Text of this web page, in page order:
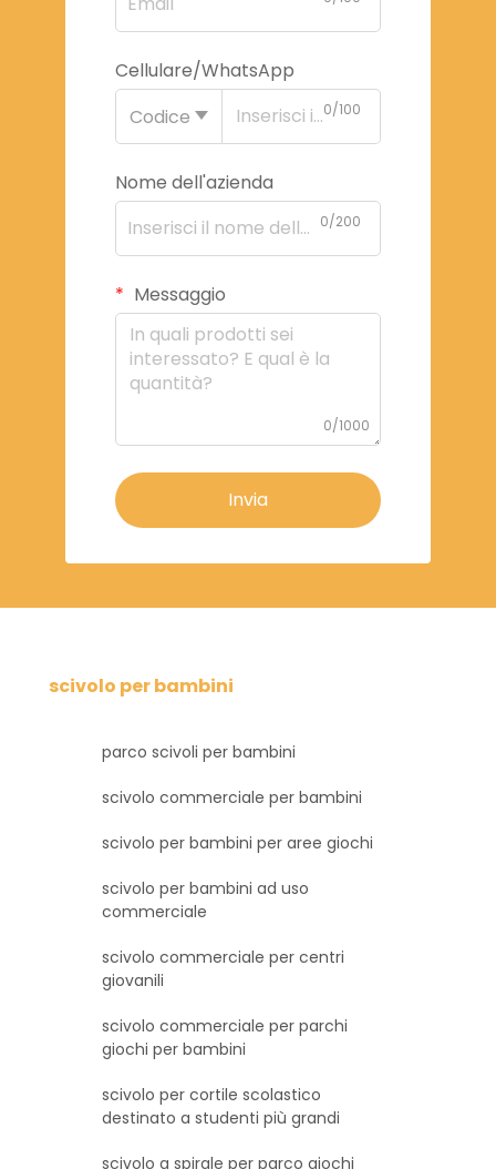
Cellulare/WhatsApp
Codice
0/100
Nome dell'azienda
0/200
Messaggio
0/1000
Invia
scivolo per bambini
parco scivoli per bambini
scivolo commerciale per bambini
scivolo per bambini per aree giochi
scivolo per bambini ad uso
commerciale
scivolo commerciale per centri
giovanili
scivolo commerciale per parchi
giochi per bambini
scivolo per cortile scolastico
destinato a studenti più grandi
scivolo a spirale per parco giochi